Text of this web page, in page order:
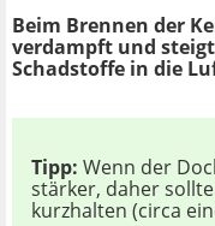
Beim Brennen der
verdampft und
Schadstoffe in die
Tipp: Wenn der
stärker, daher
kurzhalten (circa